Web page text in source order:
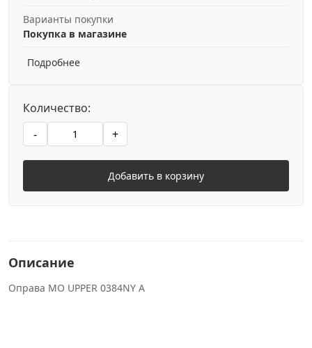
Варианты покупки
Покупка в магазине
Подробнее
Количество:
-
+
Добавить в корзину
Описание
Оправа MO UPPER 0384NY A